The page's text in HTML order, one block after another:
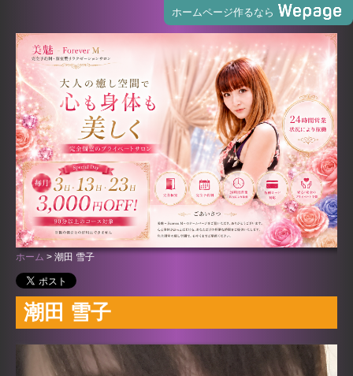
ホームページ作るなら
ホーム 潮田 雪子
潮田 雪子